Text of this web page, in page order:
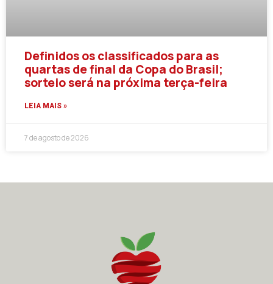
Definidos os classificados para as
quartas de final da Copa do Brasil;
sorteio será na próxima terça-feira
LEIA MAIS »
7 de agosto de 2026